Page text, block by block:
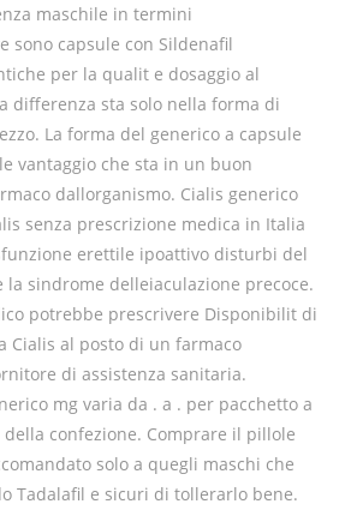
maschile in termini
sono capsule con Sildenafil
per la qualit e dosaggio al
differenza sta solo nella forma di
La forma del generico a capsule
vantaggio che sta in un buon
dallorganismo. Cialis generico
senza prescrizione medica in Italia
erettile ipoattivo disturbi del
la sindrome delleiaculazione precoce.
potrebbe prescrivere Disponibilit di
Cialis al posto di un farmaco
di assistenza sanitaria.
mg varia da . a . per pacchetto a
confezione. Comprare il pillole
solo a quegli maschi che
Tadalafil e sicuri di tollerarlo bene.